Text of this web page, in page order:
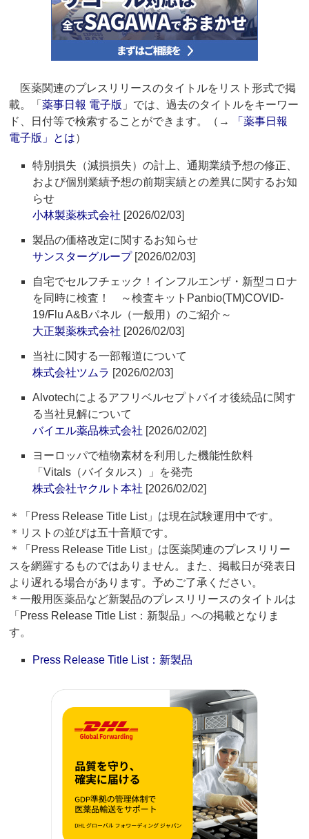
医薬関連のプレスリリースのタイトルをリスト形式で掲
載。「薬事日報 電子版 」では、過去のタイトルをキーワー
ド、日付等で検索することができます。（→
「薬事日報
電子版」とは）
特別損失（減損損失）の計上、通期業績予想の修正、
および個別業績予想の前期実績との差異に関するお知
らせ
小林製薬株式会社 [2026/02/03]
製品の価格改定に関するお知らせ
サンスターグループ[2026/02/03]
自宅でセルフチェック！インフルエンザ・新型コロナ
を同時に検査！ ～検査キットPanbio(TM)COVID-
19/Flu A&Bパネル（一般用）のご紹介～
大正製薬株式会社 [2026/02/03]
当社に関する一部報道について
株式会社ツムラ [2026/02/03]
Alvotechによるアフリベルセプトバイオ後続品に関す
る当社見解について
バイエル薬品株式会社 [2026/02/02]
ヨーロッパで植物素材を利用した機能性飲料
「Vitals（バイタルス）」を発売
株式会社ヤクルト本社 [2026/02/02]
＊「Press Release Title List」は現在試験運用中です。
＊リストの並びは五十音順です。
＊「Press Release Title List」は医薬関連のプレスリリー
スを網羅するものではありません。また、掲載日が発表日
より遅れる場合があります。予めご了承ください。
＊一般用医薬品など新製品のプレスリリースのタイトルは
「Press Release Title List：新製品」への掲載となりま
す。
Press Release Title List：新製品